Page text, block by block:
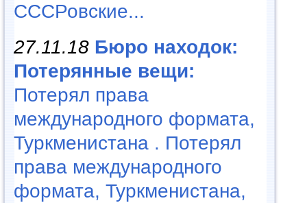
СССРовские...
27.11.18 Бюро находок:
Потерянные вещи:
Потерял права
международного формата,
Туркменистана . Потерял
права международного
формата, Туркменистана,